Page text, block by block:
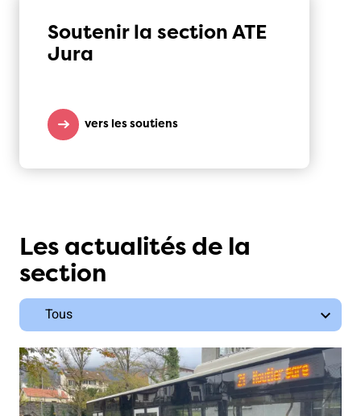
Soutenir la section ATE
Jura
vers les soutiens
Les actualités de la
section